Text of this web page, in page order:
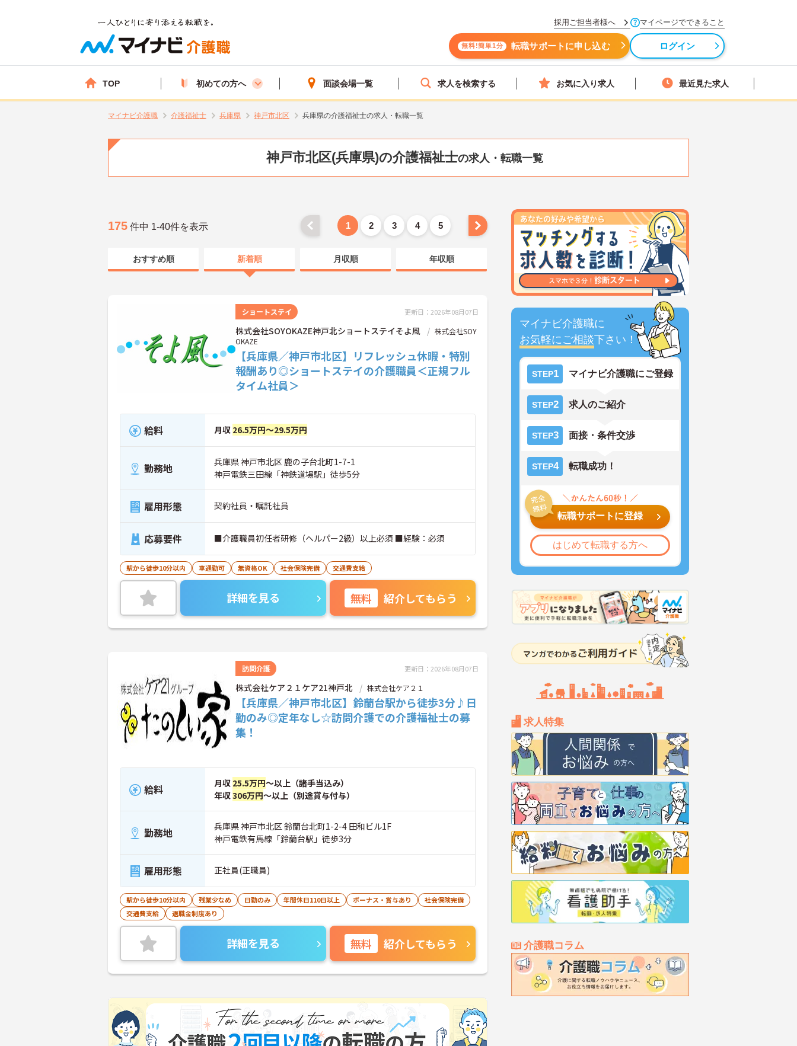
採用ご担当者様へ マイページでできること
無料!簡単1分 転職サポートに申し込む ログイン
TOP 初めての方へ 面談会場一覧 求人を検索する お気に入り求人 最近見た求人
マイナビ介護職 介護福祉士 兵庫県 神戸市北区 兵庫県の介護福祉士の求人・転職一覧
神戸市北区(兵庫県)の介護福祉士の求人・転職一覧
マイナビ介護職に
お気軽にご相談下さい！
STEP1 マイナビ介護職にご登録
STEP2 求人のご紹介
STEP3 面接・条件交渉
STEP4 転職成功！
転職サポートに登録
はじめて転職する方へ
求人特集
介護職コラム
175 件中 1-40件を表示 1 2 3 4 5
おすすめ順 新着順 月収順 年収順
ショートステイ 更新日：2026年08月07日
株式会社SOYOKAZE神戸北ショートステイそよ風
株式会社SOY
OKAZE
【兵庫県／神戸市北区】リフレッシュ休暇・特別
報酬あり◎ショートステイの介護職員＜正規フル
タイム社員＞
給料 月収 26.5万円～29.5万円
勤務地
兵庫県 神戸市北区 鹿の子台北町1-7-1
神戸電鉄三田線「神鉄道場駅」徒歩5分
雇用形態 契約社員・嘱託社員
応募要件 ■介護職員初任者研修（ヘルパー2級）以上必須 ■経験：必須
駅から徒歩10分以内 車通勤可 無資格OK 社会保険完備 交通費支給
詳細を見る 無料 紹介してもらう
訪問介護 更新日：2026年08月07日
株式会社ケア２１ケア21神戸北 株式会社ケア２１
【兵庫県／神戸市北区】鈴蘭台駅から徒歩3分♪日
勤のみ◎定年なし☆訪問介護での介護福祉士の募
集！
給料 月収 25.5万円～以上（諸手当込み）
年収306万円～以上（別途賞与付与）
勤務地
兵庫県 神戸市北区 鈴蘭台北町1-2-4 田和ビル1F
神戸電鉄有馬線「鈴蘭台駅」徒歩3分
雇用形態 正社員(正職員)
駅から徒歩10分以内 残業少なめ 日勤のみ 年間休日110日以上 ボーナス・賞与あり
社会保険完備
交通費支給
退職金制度あり
詳細を見る 無料 紹介してもらう